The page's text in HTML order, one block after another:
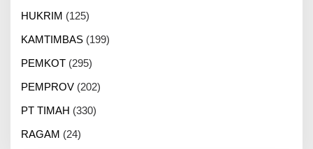
HUKRIM (125)
KAMTIMBAS (199)
PEMKOT (295)
PEMPROV (202)
PT TIMAH (330)
RAGAM (24)